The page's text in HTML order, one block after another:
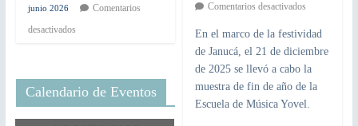
junio 2026
Comentarios
desactivados
Calendario de Eventos
Comentarios desactivados
En el marco de la festividad
de Janucá, el 21 de diciembre
de 2025 se llevó a cabo la
muestra de fin de año de la
Escuela de Música Yovel.